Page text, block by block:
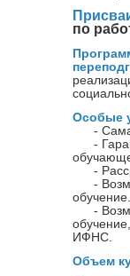
по
Особые
- Самая
-
-
-
-
ИФНС.
Объем